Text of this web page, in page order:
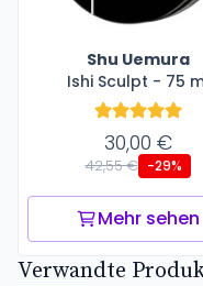
Shu Uemura
Ishi Sculpt - 75
30,00 €
42,55 € -29%
Mehr sehen
Verwandte